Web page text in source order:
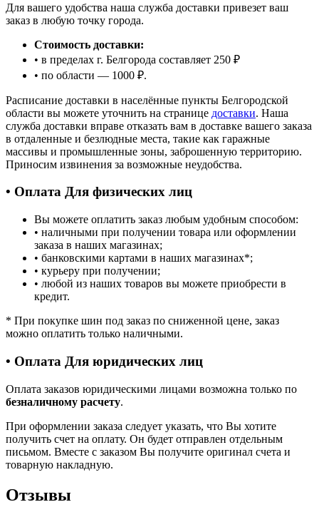
Для вашего удобства наша служба доставки привезет ваш
заказ в любую точку города.
Стоимость доставки:
• в пределах г. Белгорода составляет 250 ₽
• по области — 1000 ₽.
Расписание доставки в населённые пункты Белгородской
области вы можете уточнить на странице доставки. Наша
служба доставки вправе отказать вам в доставке вашего заказа
в отдаленные и безлюдные места, такие как гаражные
массивы и промышленные зоны, заброшенную территорию.
Приносим извинения за возможные неудобства.
• Оплата Для физических лиц
Вы можете оплатить заказ любым удобным способом:
• наличными при получении товара или оформлении
заказа в наших магазинах;
• банковскими картами в наших магазинах*;
• курьеру при получении;
• любой из наших товаров вы можете приобрести в
кредит.
* При покупке шин под заказ по сниженной цене, заказ
можно оплатить только наличными.
• Оплата Для юридических лиц
Оплата заказов юридическими лицами возможна только по
безналичному расчету.
При оформлении заказа следует указать, что Вы хотите
получить счет на оплату. Он будет отправлен отдельным
письмом. Вместе с заказом Вы получите оригинал счета и
товарную накладную.
Отзывы